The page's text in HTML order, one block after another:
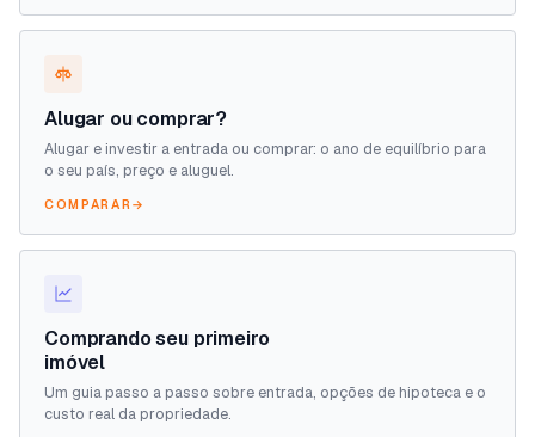
Alugar ou comprar?
Alugar e investir a entrada ou comprar: o ano de equilíbrio para
o seu país, preço e aluguel.
COMPARAR→
Comprando seu primeiro
imóvel
Um guia passo a passo sobre entrada, opções de hipoteca e o
custo real da propriedade.